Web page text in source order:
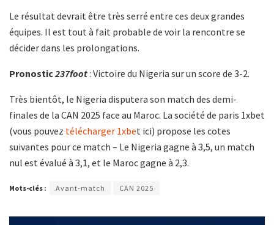
Le résultat devrait être très serré entre ces deux grandes
équipes. Il est tout à fait probable de voir la rencontre se
décider dans les prolongations.
Pronostic237foot: Victoire du Nigeria sur un score de 3-2.
Très bientôt, le Nigeria disputera son match des demi-
finales de la CAN 2025 face au Maroc. La société de paris 1xbet
(vous pouvez télécharger 1xbet ici) propose les cotes
suivantes pour ce match – Le Nigeria gagne à 3,5, un match
nul est évalué à 3,1, et le Maroc gagne à 2,3.
Mots-clés : Avant-match CAN 2025